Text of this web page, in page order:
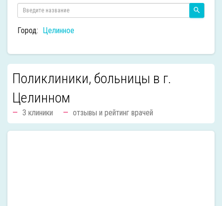
Город: Целинное
Поликлиники, больницы в г.
Целинном
3 клиники отзывы и рейтинг врачей